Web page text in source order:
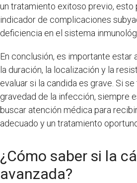
un tratamiento exitoso previo, esto
indicador de complicaciones
deficiencia en el sistema
En conclusión, es importante estar
la duración, la localización y la
evaluar si la candida es grave. Si
gravedad de la infección, siempre
buscar atención médica para
adecuado y un tratamiento
¿Cómo saber si la
avanzada?